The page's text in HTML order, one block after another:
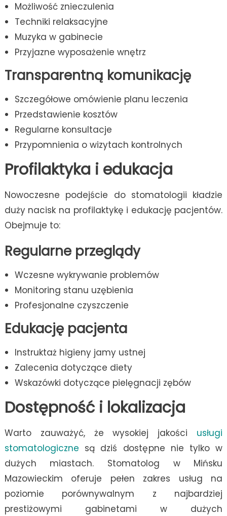
Możliwość znieczulenia
Techniki relaksacyjne
Muzyka w gabinecie
Przyjazne wyposażenie wnętrz
Transparentną komunikację
Szczegółowe omówienie planu leczenia
Przedstawienie kosztów
Regularne konsultacje
Przypomnienia o wizytach kontrolnych
Profilaktyka i edukacja
Nowoczesne podejście do stomatologii kładzie
duży nacisk na profilaktykę i edukację pacjentów.
Obejmuje to:
Regularne przeglądy
Wczesne wykrywanie problemów
Monitoring stanu uzębienia
Profesjonalne czyszczenie
Edukację pacjenta
Instruktaż higieny jamy ustnej
Zalecenia dotyczące diety
Wskazówki dotyczące pielęgnacji zębów
Dostępność i lokalizacja
Warto zauważyć, że wysokiej jakości usługi
stomatologiczne są dziś dostępne nie tylko w
dużych miastach. Stomatolog w Mińsku
Mazowieckim oferuje pełen zakres usług na
poziomie porównywalnym z najbardziej
prestiżowymi gabinetami w dużych